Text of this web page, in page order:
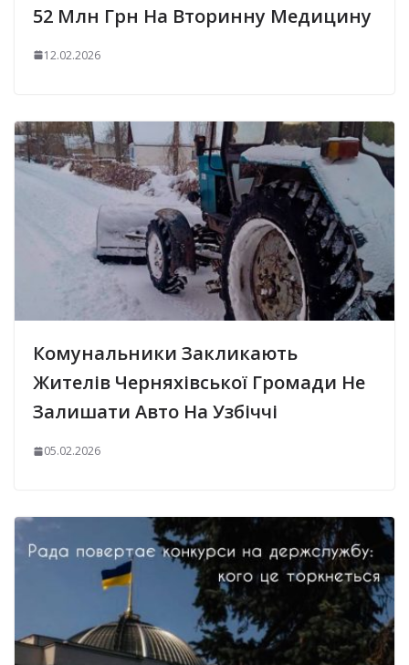
52 Млн Грн На Вторинну Медицину
12.02.2026
Комунальники Закликають
Жителів Черняхівської Громади Не
Залишати Авто На Узбіччі
05.02.2026